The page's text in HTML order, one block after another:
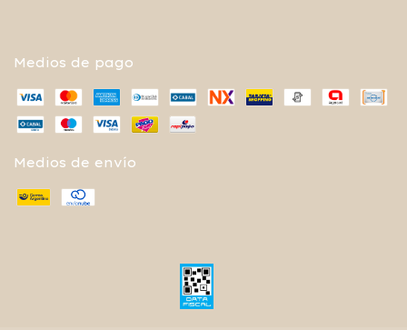
Medios de pago
Medios de envío